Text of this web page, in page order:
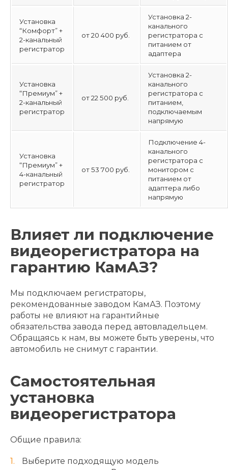
Установка
“Комфорт” +
2-канальный
регистратор
от 20 400 руб.
Установка 2-
канального
регистратора с
питанием от
адаптера
Установка
“Премиум” +
2-канальный
регистратор
от 22 500 руб.
Установка 2-
канального
регистратора с
питанием,
подключаемым
напрямую
Установка
“Премиум” +
4-канальный
регистратор
от 53 700 руб.
Подключение 4-
канального
регистратора с
монитором с
питанием от
адаптера либо
напрямую
Влияет ли подключение
видеорегистратора на
гарантию КамАЗ?
Мы подключаем регистраторы,
рекомендованные заводом КамАЗ. Поэтому
работы не влияют на гарантийные
обязательства завода перед автовладельцем.
Обращаясь к нам, вы можете быть уверены, что
автомобиль не снимут с гарантии.
Самостоятельная
установка
видеорегистратора
Общие правила:
Выберите подходящую модель